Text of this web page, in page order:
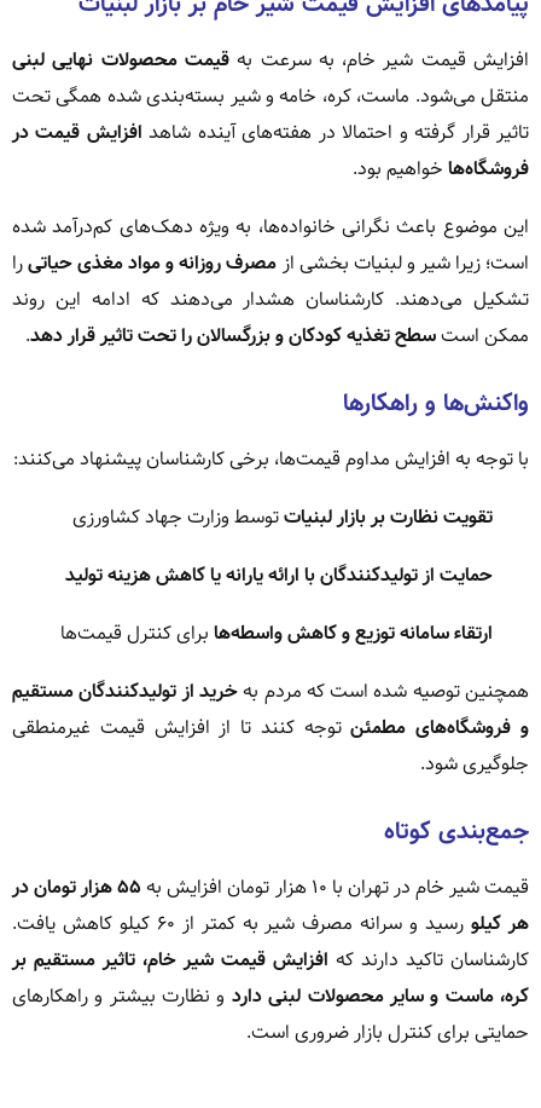
افزایش قیمت شیر خام، به سرعت بهقیمت محصولات نهایی لبنی
منتقل می‌شود. ماست، کره، خامه و شیر بسته‌بندی شده همگی تحت
تاثیر قرار گرفته و احتمالا در هفته‌های آینده شاهد افزایش قیمت در
فروشگاه‌ها خواهیم بود.
این موضوع باعث نگرانی خانواده‌ها، به ویژه دهک‌های کم‌درآمد شده
است؛ زیرا شیر و لبنیات بخشی از مصرف روزانه و مواد مغذی حیاتیرا
تشکیل می‌دهند. کارشناسان هشدار می‌دهند که ادامه این روند
ممکن استسطح تغذیه کودکان و بزرگسالان را تحت تاثیر قرار دهد.
واکنش‌ها و راهکارها
با توجه به افزایش مداوم قیمت‌ها، برخی کارشناسان پیشنهاد می‌کنند:
تقویت نظارت بر بازار لبنیاتتوسط وزارت جهاد کشاورزی
حمایت از تولیدکنندگان با ارائه یارانه یا کاهش هزینه تولید
ارتقاء سامانه توزیع و کاهش واسطه‌ها برای کنترل قیمت‌ها
همچنین توصیه شده است که مردم بهخرید از تولیدکنندگان مستقیم
و فروشگاه‌های مطمئنتوجه کنند تا از افزایش قیمت غیرمنطقی
جلوگیری شود.
جمع‌بندی کوتاه
قیمت شیر خام در تهران با ۱۰ هزار تومان افزایش به
۵۵ هزار تومان در
هر کیلو
رسید و سرانه مصرف شیر به کمتر از ۶۰ کیلو کاهش یافت.
کارشناسان تاکید دارند که افزایش قیمت شیر خام، تاثیر مستقیم بر
کره، ماست و سایر محصولات لبنی دارد و نظارت بیشتر و راهکارهای
حمایتی برای کنترل بازار ضروری است.